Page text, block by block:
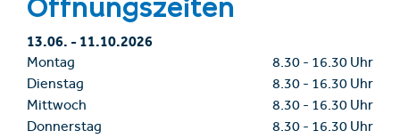
Öffnungszeiten
13.06.-11.10.2026
Montag 8.30 - 16.30 Uhr
Dienstag
8.30 - 16.30 Uhr
Mittwoch
8.30 - 16.30 Uhr
Donnerstag
8.30 - 16.30 Uhr